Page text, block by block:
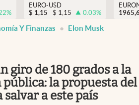
USA
Colombia
%
EURO-USD
$ 1,15 $ 1,15 0.03%
Y Finanzas Elon Musk
giro de 180 grados a la
la propuesta del
a este país